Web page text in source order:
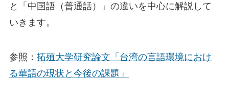
と「中国語（普通話）」の違いを中心に解説して
いきます。
参照： 拓殖大学研究論文「台湾の言語環境におけ
る華語の現状と今後の課題」